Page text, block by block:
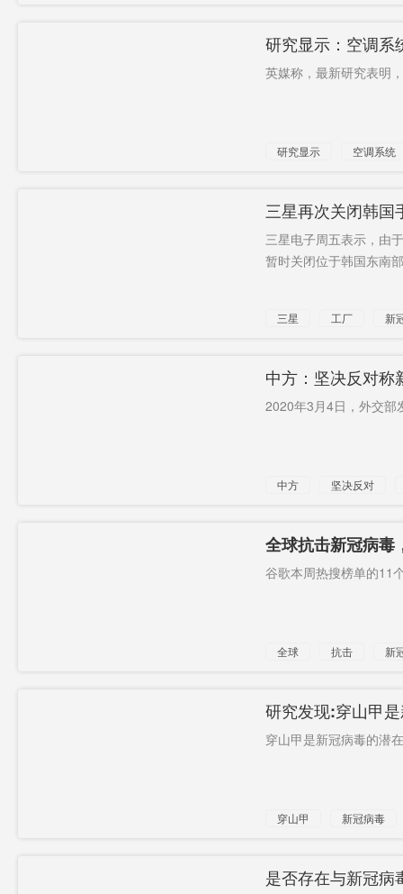
研究显示：空调系
英媒称，最新研究表明
研究显示 空调系统
三星再次关闭韩国
三星电子周五表示，由
暂时关闭位于韩国东南
三星 工厂 新
中方：坚决反对称
2020年3月4日，外交部
中方 坚决反对
全球抗击新冠病毒
谷歌本周热搜榜单的11
全球 抗击
新
研究发现:穿山甲
穿山甲是新冠病毒的潜
穿山甲 新冠病毒
是否存在与新冠病